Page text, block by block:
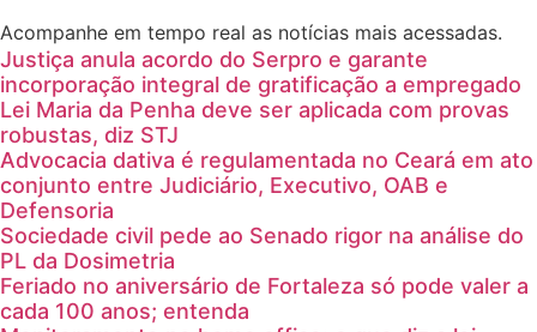
Acompanhe em tempo real as notícias mais acessadas.
Justiça anula acordo do Serpro e garante
incorporação integral de gratificação a empregado
Lei Maria da Penha deve ser aplicada com provas
robustas, diz STJ
Advocacia dativa é regulamentada no Ceará em ato
conjunto entre Judiciário, Executivo, OAB e
Defensoria
Sociedade civil pede ao Senado rigor na análise do
PL da Dosimetria
Feriado no aniversário de Fortaleza só pode valer a
cada 100 anos; entenda